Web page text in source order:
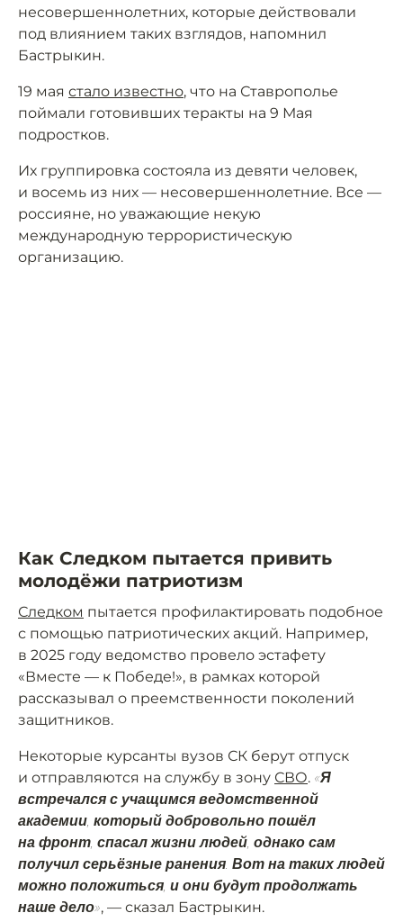
несовершеннолетних, которые действовали
под влиянием таких взглядов, напомнил
Бастрыкин.
19 мая стало известно, что на Ставрополье
поймали готовивших теракты на 9 Мая
подростков.
Их группировка состояла из девяти человек,
и восемь из них — несовершеннолетние. Все —
россияне, но уважающие некую
международную террористическую
организацию.
Как Следком пытается привить
молодёжи патриотизм
Следком пытается профилактировать подобное
с помощью патриотических акций. Например,
в 2025 году ведомство провело эстафету
«Вместе — к Победе!», в рамках которой
рассказывал о преемственности поколений
защитников.
Некоторые курсанты вузов СК берут отпуск
и отправляются на службу в зону СВО. «Я
встречался с учащимся ведомственной
академии, который добровольно пошёл
на фронт, спасал жизни людей, однако сам
получил серьёзные ранения. Вот на таких людей
можно положиться, и они будут продолжать
наше дело», — сказал Бастрыкин.